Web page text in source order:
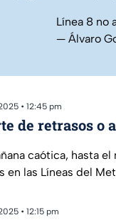
Línea 8 no
— Álvaro
• 12:45 pm
de retrasos o
caótica, hasta
en las Líneas del
• 12:15 pm